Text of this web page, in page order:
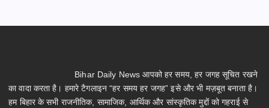
Bihar Daily News आपको हर समय, हर जगह सूचित रखने
का वादा करता है। हमारे टैगलाइन “हर समय हर जगह” इसे और भी मज़बूत बनाता है।
हम बिहार के सभी राजनीतिक, सामाजिक, आर्थिक और सांस्कृतिक मुद्दों को गहराई से